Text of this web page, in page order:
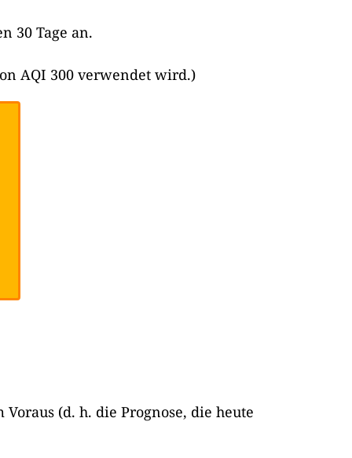
30 Tage an.
AQI 300 verwendet wird.)
(d. h. die Prognose, die heute